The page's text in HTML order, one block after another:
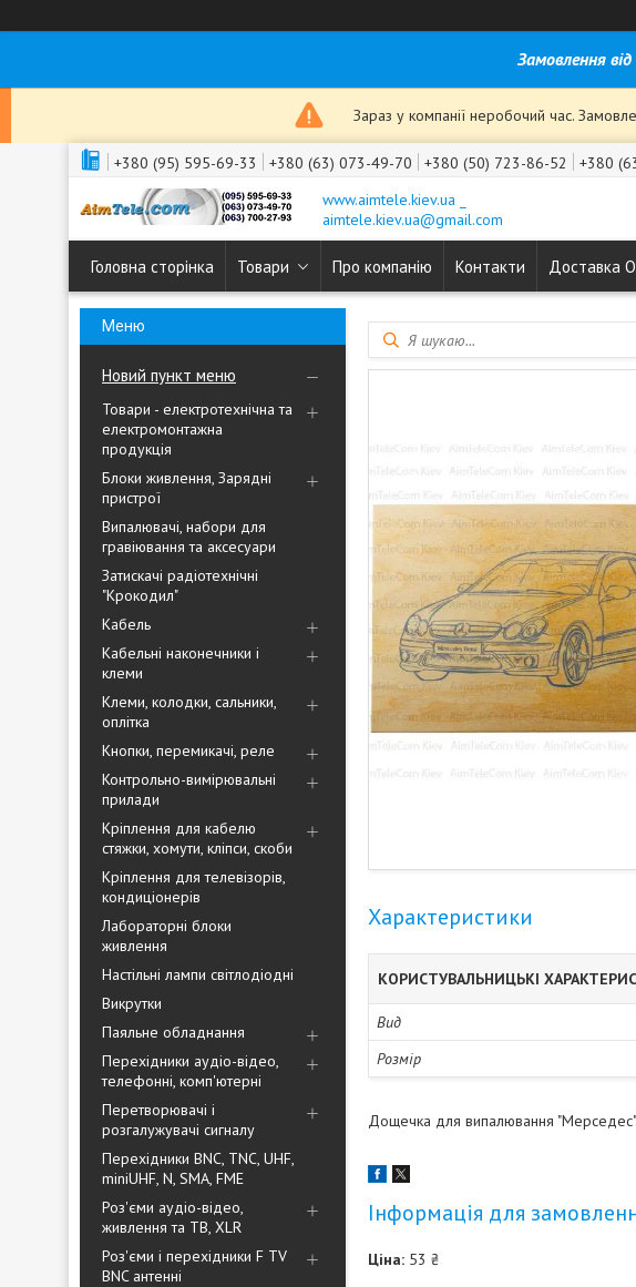
Замовлення
Зараз у компанії неробочий час.
+380 (95) 595-69-33 +380 (63) 073-49-70 +380 (50) 723-86-52 +380
www.aimtele.kiev.ua _
aimtele.kiev.ua@gmail.com
Головна сторінка Товари Про компанію Контакти Доставка
Новий пункт меню
Товари - електротехнічна та
електромонтажна
продукція
Блоки живлення, Зарядні
пристрої
Випалювачі, набори для
гравіювання та аксесуари
Затискачі радіотехнічні
"Крокодил"
Кабель
Кабельні наконечники і
клеми
Клеми, колодки, сальники,
оплітка
Кнопки, перемикачі, реле
Контрольно-вимірювальні
прилади
Кріплення для кабелю
стяжки, хомути, кліпси, скоби
Кріплення для телевізорів,
кондиціонерів
Лабораторні блоки
живлення
Настільні лампи світлодіодні
Викрутки
Паяльне обладнання
Перехідники аудіо-відео,
телефонні, комп'ютерні
Перетворювачі і
розгалужувачі сигналу
Перехідники BNC, TNC, UHF,
miniUHF, N, SMA, FME
Роз'єми аудіо-відео,
живлення та ТВ, XLR
Роз'єми і перехідники F TV
BNC антенні
Характеристики
КОРИСТУВАЛЬНИЦЬКІ
Вид
Розмір
Дощечка для випалювання
Інформація для
Ціна: 53 ₴